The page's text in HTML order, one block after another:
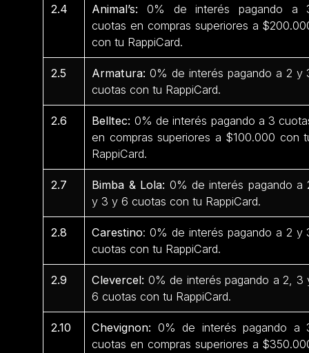
2.4 Animal’s:0% de interés pagando a
cuotas en compras superiores a
con tu RappiCard.
2.5 Armatura: 0% de interés pagando a 2 y
cuotas con tu RappiCard.
2.6 Belltec: 0% de interés pagando a 3
en compras superiores a $100.000 con
RappiCard.
2.7 Bimba & Lola: 0% de interés pagando a
y 3 y 6 cuotas con tu RappiCard.
2.8 Carestino: 0% de interés pagando a 2 y
cuotas con tu RappiCard.
2.9 Clevercel: 0% de interés pagando a 2, 3
6 cuotas con tu RappiCard.
2.10 Chevignon: 0% de interés pagando a
cuotas en compras superiores a